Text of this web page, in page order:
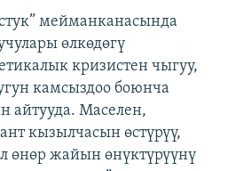
мейманканасында
өлкөдөгү
кризистен чыгуу,
камсыздоо боюнча
айтууда. Маселен,
кызылчасын өстүрүү,
өнөр жайын өнүктүрүүнү